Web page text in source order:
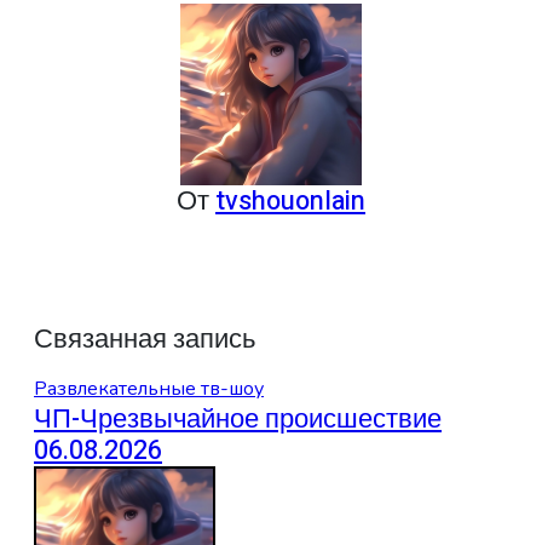
Отtvshouonlain
Связанная запись
Развлекательные тв-шоу
ЧП-Чрезвычайное происшествие
06.08.2026